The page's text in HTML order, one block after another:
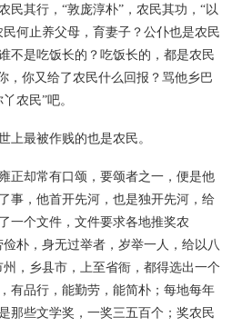
民其行， “敦庞淳朴”，农民其功，“以
何止养父母，育妻子？公仆也是农民
不是吃饭长的？吃饭长的，都是农民
，你又给了农民什么回报？骂他乡巴
农民”吧。
上最被作贱的也是农民。
正却常有口颂，要颂者之一，便是他
事，他首开先河，也是独开先河，给
一个文件，文件要求各地推奖农
朴，身无过举者，岁举一人，给以八
，乡县市，上至省衙，都得选出一个
有品行，能勤劳，能简朴；每地每年
那些文学奖，一奖三五百个；奖农民